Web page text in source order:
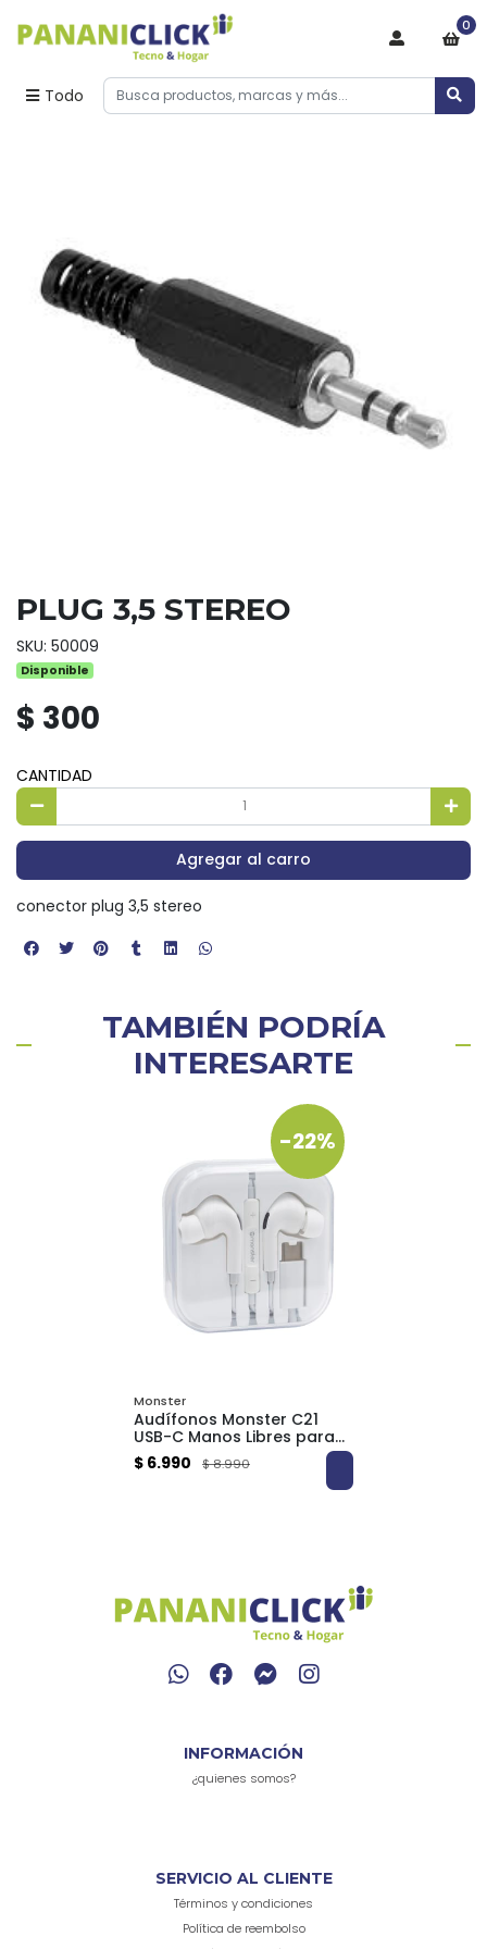
Todo
0
PLUG 3,5 STEREO
SKU: 50009
Disponible
$ 300
CANTIDAD
Agregar al carro
conector plug 3,5 stereo
TAMBIÉN PODRÍA
INTERESARTE
-22%
Monster
Audífonos Monster C21
USB-C Manos Libres para
Smartphone y Tablet
$ 6.990 $ 8.990
INFORMACIÓN
¿quienes somos?
SERVICIO AL CLIENTE
Términos y condiciones
Política de reembolso